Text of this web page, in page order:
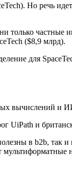
Но речь
только
($8,9 млрд).
для
вычислений и
UiPath и
в b2b, так и